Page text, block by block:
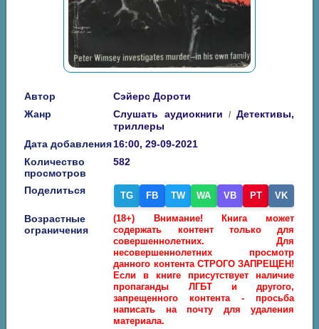
Автор
Сэйерс Дороти
Жанр
Слушать аудиокниги /Детективы,
триллеры
Дата добавления16:00, 29-09-2021
Количество
просмотров
582
Поделиться TG FB TW WA VB PT VK
Возрастные
ограничения
(18+) Внимание! Книга может
содержать контент только для
совершеннолетних. Для
несовершеннолетних просмотр
данного контента СТРОГО ЗАПРЕЩЕН!
Если в книге присутствует наличие
пропаганды ЛГБТ и другого,
запрещенного контента - просьба
написать на почту для удаления
материала.